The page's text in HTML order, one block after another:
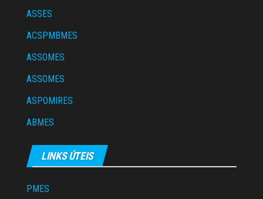
ASSES
ACSPMBMES
ASSOMES
ASSOMES
ASPOMIRES
ABMES
LINKS ÚTEIS
PMES